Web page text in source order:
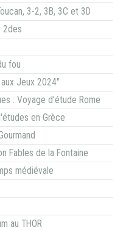
3-2, 3B, 3C et 3D
2des
fou
Jeux 2024"
: Voyage d'étude Rome
en Grèce
Fables de la Fontaine
médiévale
au THOR